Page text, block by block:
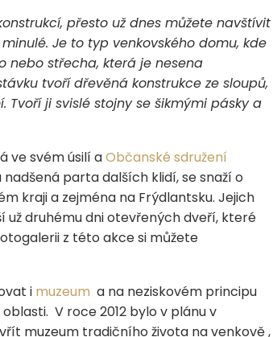
přesto už dnes můžete navštívit
Je to typ venkovského domu, kde
nebo střecha, která je nesena
tvoří dřevěná konstrukce ze sloupů,
ji svislé stojny se šikmými pásky a
ve svém úsilí aObčanské sdružení
parta dalších klidí, se snaží o
kraji a zejména na Frýdlantsku. Jejich
druhému dni otevřených dveří, které
z této akce si můžete
i muzeum a na neziskovém principu
V roce 2012 bylo v plánu v
muzeum tradičního života na venkově ,